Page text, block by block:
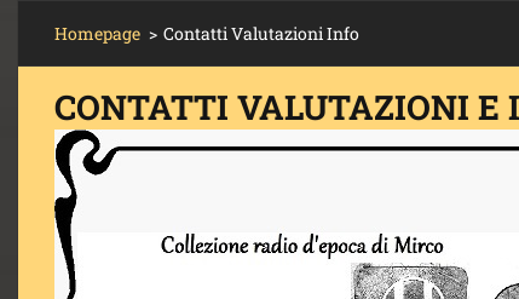
Homepage > Contatti Valutazioni Info
CONTATTI VALUTAZIONI E